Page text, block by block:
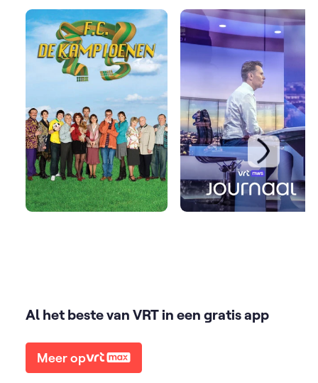
Al het beste van VRT in een gratis app
Meer op